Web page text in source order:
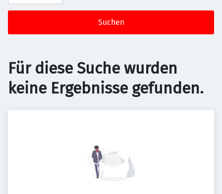
Suchen
Für diese Suche wurden
keine Ergebnisse gefunden.